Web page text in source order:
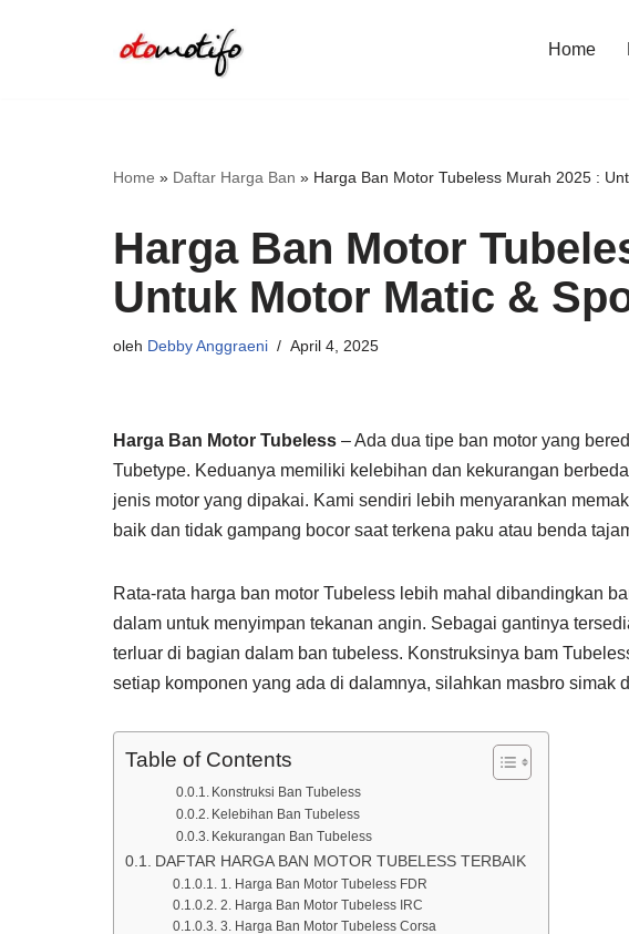
Home
Home » Daftar Harga Ban » Harga Ban Motor Tubeless Murah 2025 :
Harga Ban Motor
Untuk Motor Matic &
oleh Debby Anggraeni April 4, 2025
Harga Ban Motor Tubeless – Ada dua tipe ban motor yang
Tubetype. Keduanya memiliki kelebihan dan kekurangan
jenis motor yang dipakai. Kami sendiri lebih menyarankan
baik dan tidak gampang bocor saat terkena paku atau benda
Rata-rata harga ban motor Tubeless lebih mahal dibandingkan
dalam untuk menyimpan tekanan angin. Sebagai gantinya
terluar di bagian dalam ban tubeless. Konstruksinya bam
setiap komponen yang ada di dalamnya, silahkan masbro simak
Table of Contents
Konstruksi Ban Tubeless
Kelebihan Ban Tubeless
Kekurangan Ban Tubeless
DAFTAR HARGA BAN MOTOR TUBELESS TERBAIK
1. Harga Ban Motor Tubeless FDR
2. Harga Ban Motor Tubeless IRC
3. Harga Ban Motor Tubeless Corsa